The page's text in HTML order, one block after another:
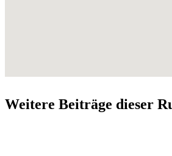
Weitere Beiträge dieser